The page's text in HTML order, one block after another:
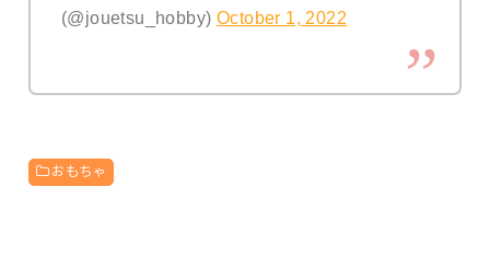
(@jouetsu_hobby) October 1, 2022
おもちゃ